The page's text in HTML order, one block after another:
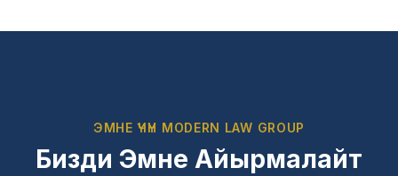
ЭМНЕ ҮЧҮН MODERN LAW GROUP
Бизди Эмне Айырмалайт